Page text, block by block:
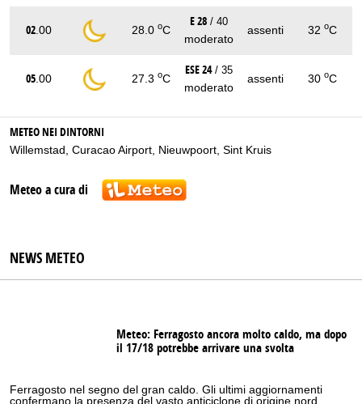
02 .00 28.0 oC
E 28 / 40
moderato
assenti 32 oC
05 .00 27.3 oC
ESE 24 / 35
moderato
assenti 30 oC
METEO NEI DINTORNI
Willemstad Curacao Airport Nieuwpoort Sint Kruis
Meteo a cura di
NEWS METEO
Meteo: Ferragosto ancora molto caldo, ma dopo
il 17/18 potrebbe arrivare una svolta
Ferragosto nel segno del gran caldo. Gli ultimi aggiornamenti
confermano la presenza del vasto anticiclone di origine nord